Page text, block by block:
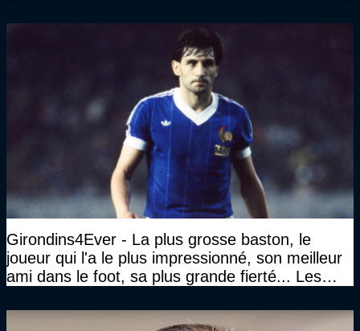
Girondins4Ever - La plus grosse baston, le
joueur qui l'a le plus impressionné, son meilleur
ami dans le foot, sa plus grande fierté... Les